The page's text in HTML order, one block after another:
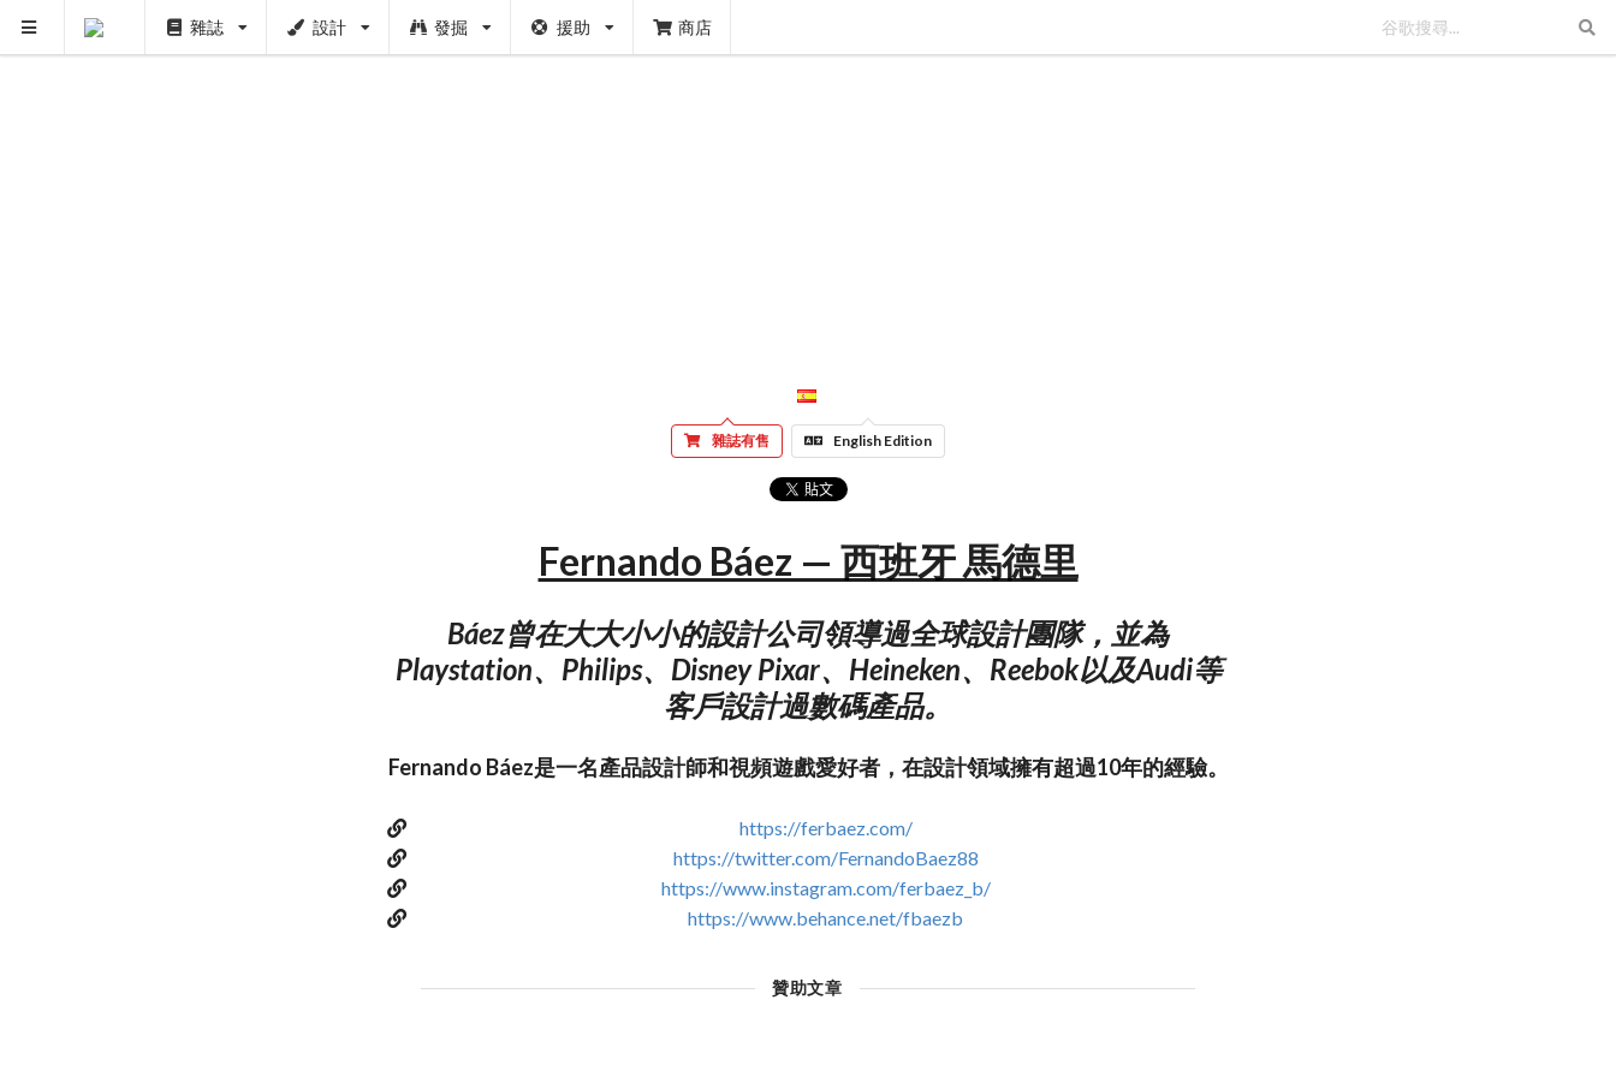
雜誌 設計 發掘 援助 商店
雜誌有售 English Edition
Fernando Báez — 西班牙 馬德里
Báez曾在大大小小的設計公司領導過全球設計團隊，並為
Playstation、Philips、Disney Pixar、Heineken、Reebok以及Audi等
客戶設計過數碼產品。
Fernando Báez是一名產品設計師和視頻遊戲愛好者，在設計領域擁有超過10年的經驗。
https://ferbaez.com/
https://twitter.com/FernandoBaez88
https://www.instagram.com/ferbaez_b/
https://www.behance.net/fbaezb
贊助文章